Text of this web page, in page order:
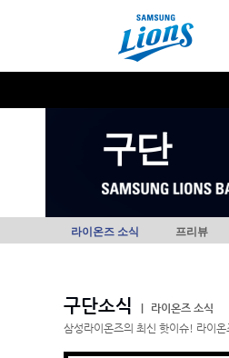
구단
라이온즈 소식 프리뷰
구단소식
라이온즈 소식
삼성라이온즈의 최신 핫이슈! 라이온